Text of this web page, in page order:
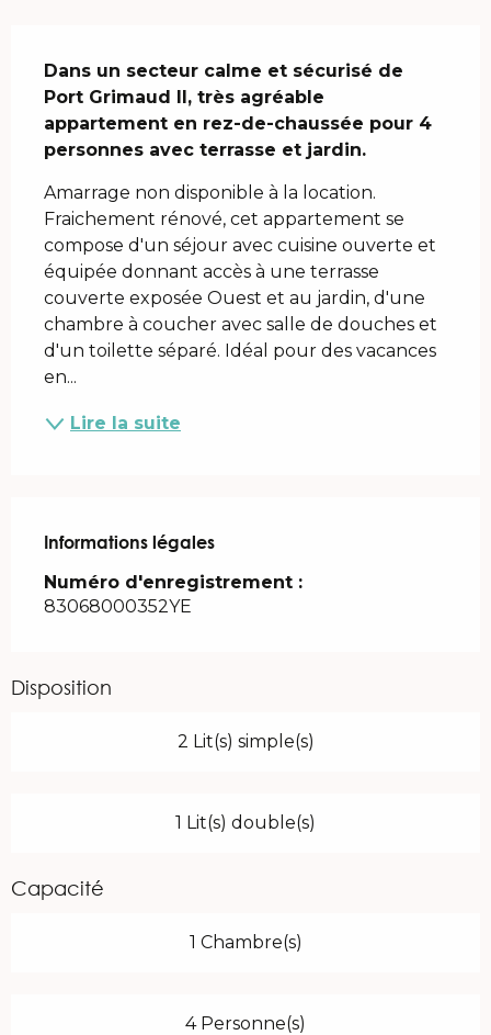
Dans un secteur calme et sécurisé de
Port Grimaud II, très agréable
appartement en rez-de-chaussée pour 4
personnes avec terrasse et jardin.
Amarrage non disponible à la location.
Fraichement rénové, cet appartement se
compose d'un séjour avec cuisine ouverte et
équipée donnant accès à une terrasse
couverte exposée Ouest et au jardin, d'une
chambre à coucher avec salle de douches et
d'un toilette séparé. Idéal pour des vacances
en...
Lire la suite
Informations légales
Informations légales
Numéro d'enregistrement :
83068000352YE
Disposition
2 Lit(s) simple(s)
1 Lit(s) double(s)
Capacité
1 Chambre(s)
4 Personne(s)